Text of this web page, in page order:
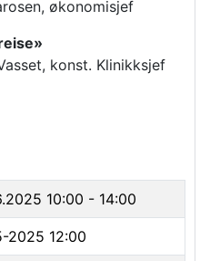
Klinikksjef
10:00 - 14:00
2025 12:00